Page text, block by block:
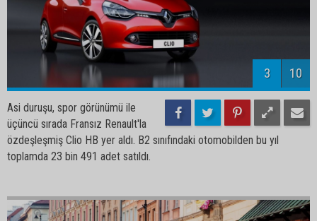
3 10
Asi duruşu, spor görünümü ile
üçüncü sırada Fransız Renault'la
özdeşleşmiş Clio HB yer aldı. B2 sınıfındaki otomobilden bu yıl
toplamda 23 bin 491 adet satıldı.